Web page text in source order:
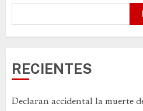
RECIENTES
Declaran accidental la muerte